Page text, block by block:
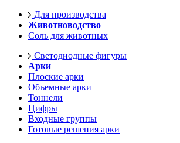
Для производства
Животноводство
Соль для животных
Светодиодные фигуры
Арки
Плоские арки
Объемные арки
Тоннели
Цифры
Входные группы
Готовые решения арки